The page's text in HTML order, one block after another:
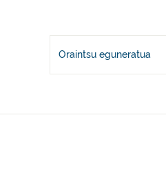
Oraintsu eguneratua